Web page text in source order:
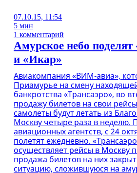
07.10.15, 11:54
5 мин
1 комментарий
Амурское небо
и «Икар»
Авиакомпания «ВИМ-авиа»,
Приамурье на смену
банкротства «Трансаэро», во
продажу билетов на свои
самолеты будут летать из
Москву четыре раза в
авиационных агентств, с 24
полетят ежедневно.
осуществляет рейсы в Москву
продажа билетов на них
ситуацию, сложившуюся на